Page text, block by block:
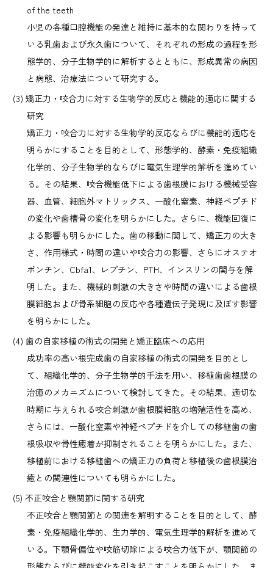
of the teeth
小児の各種口腔機能の発達と維持に基本的な関わりを持って
いる乳歯および永久歯について、それぞれの形成の過程を形
態学的、分子生物学的に解析するとともに、形成異常の病因
と病態、治療法について研究する。
矯正力・咬合力に対する生物学的反応と機能的適応に関する
研究
矯正力・咬合力に対する生物学的反応ならびに機能的適応を
明らかにすることを目的として、形態学的、酵素・免疫組織
化学的、分子生物学的ならびに電気生理学的解析を進めてい
る。その結果、咬合機能低下による歯根膜における機械受容
器、血管、細胞外マトリックス、一酸化窒素、神経ペプチド
の変化や歯槽骨の変化を明らかにした。さらに、機能回復に
よる影響も明らかにした。歯の移動に関して、矯正力の大き
さ、作用様式・時間の違いや咬合力の影響、さらにオステオ
ポンチン、Cbfa1、レプチン、PTH、インスリンの関与を解
明した。また、機械的刺激の大きさや時間の違いによる歯根
膜細胞および骨系細胞の反応や各種遺伝子発現に及ぼす影響
を明らかにした。
歯の自家移植の術式の開発と矯正臨床への応用
成功率の高い根完成歯の自家移植の術式の開発を目的とし
て、組織化学的、分子生物学的手法を用い、移植歯歯根膜の
治癒のメカニズムについて検討してきた。その結果、適切な
時期に与えられる咬合刺激が歯根膜細胞の増殖活性を高め、
さらには、一酸化窒素や神経ペプチドを介しての移植歯の歯
根吸収や骨性癒着が抑制されることを明らかにした。また、
移植前における移植歯への矯正力の負荷と移植後の歯根膜治
癒との関連性についても明らかにした。
不正咬合と顎関節に関する研究
不正咬合と顎関節との関連を解明することを目的として、酵
素・免疫組織化学的、生力学的、電気生理学的解析を進めて
いる。下顎骨偏位や咬筋切除による咬合力低下が、顎関節の